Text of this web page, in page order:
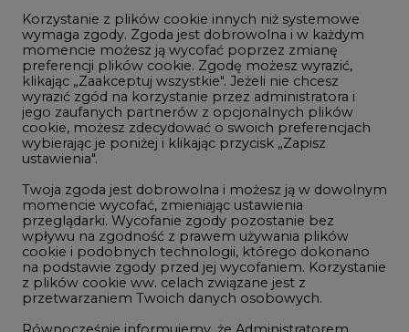
Innowacje i AI
Telekomunikacja i IT
Handel emisjami CO2
Wodór
Górnictwo
Atom
Fotowoltaika
Offshore wind
Korzystanie z plików cookie innych niż systemowe
wymaga zgody. Zgoda jest dobrowolna i w każdym
momencie możesz ją wycofać poprzez zmianę
preferencji plików cookie. Zgodę możesz wyrazić,
klikając „Zaakceptuj wszystkie". Jeżeli nie chcesz
wyrazić zgód na korzystanie przez administratora i
jego zaufanych partnerów z opcjonalnych plików
cookie, możesz zdecydować o swoich preferencjach
wybierając je poniżej i klikając przycisk „Zapisz
ustawienia".
Twoja zgoda jest dobrowolna i możesz ją w dowolnym
momencie wycofać, zmieniając ustawienia
przeglądarki. Wycofanie zgody pozostanie bez
wpływu na zgodność z prawem używania plików
cookie i podobnych technologii, którego dokonano
na podstawie zgody przed jej wycofaniem. Korzystanie
z plików cookie ww. celach związane jest z
przetwarzaniem Twoich danych osobowych.
Równocześnie informujemy, że Administratorem